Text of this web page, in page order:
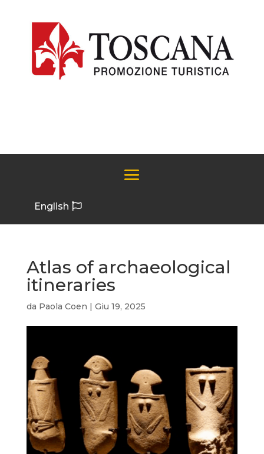
English
Atlas of archaeological
itineraries
da Paola Coen | Giu 19, 2025